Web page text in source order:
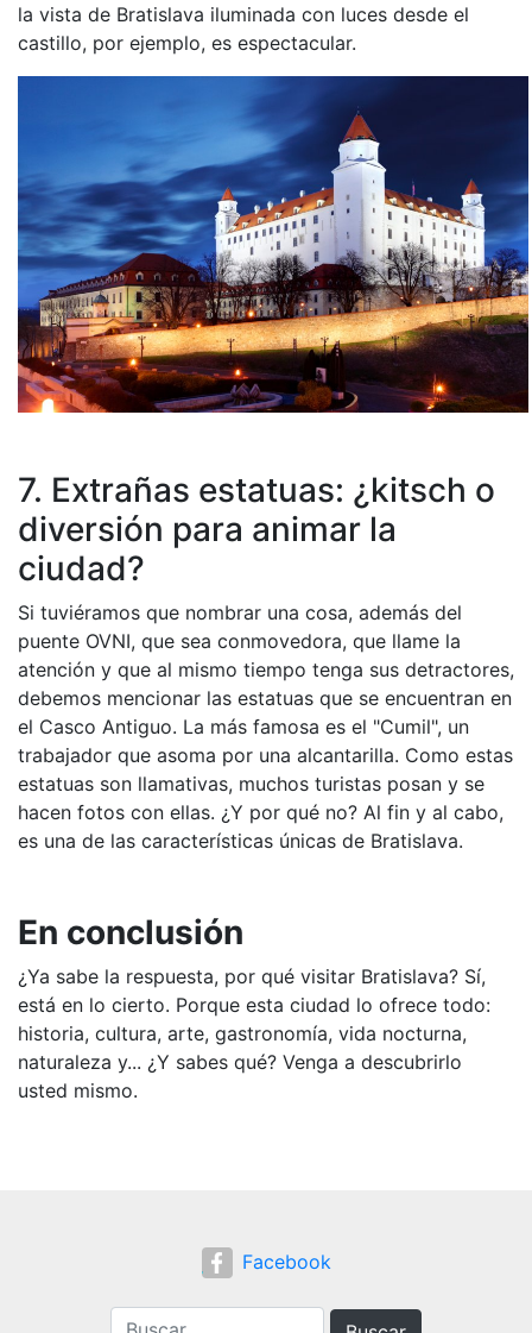
la vista de Bratislava iluminada con luces desde el
castillo, por ejemplo, es espectacular.
7. Extrañas estatuas: ¿kitsch o
diversión para animar la
ciudad?
Si tuviéramos que nombrar una cosa, además del
puente OVNI, que sea conmovedora, que llame la
atención y que al mismo tiempo tenga sus detractores,
debemos mencionar las estatuas que se encuentran en
el Casco Antiguo. La más famosa es el "Cumil", un
trabajador que asoma por una alcantarilla. Como estas
estatuas son llamativas, muchos turistas posan y se
hacen fotos con ellas. ¿Y por qué no? Al fin y al cabo,
es una de las características únicas de Bratislava.
En conclusión
¿Ya sabe la respuesta, por qué visitar Bratislava? Sí,
está en lo cierto. Porque esta ciudad lo ofrece todo:
historia, cultura, arte, gastronomía, vida nocturna,
naturaleza y... ¿Y sabes qué? Venga a descubrirlo
usted mismo.
Facebook